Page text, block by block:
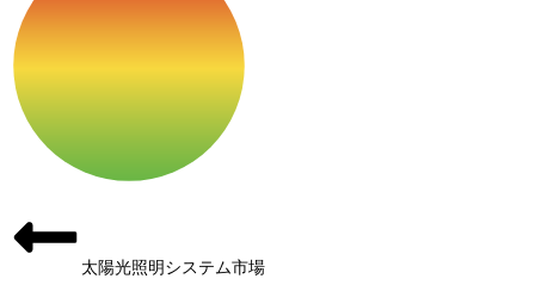
太陽光照明システム市場